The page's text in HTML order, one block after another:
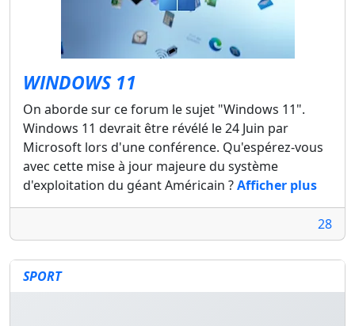
WINDOWS 11
On aborde sur ce forum le sujet "Windows 11".
Windows 11 devrait être révélé le 24 Juin par
Microsoft lors d'une conférence. Qu'espérez-vous
avec cette mise à jour majeure du système
d'exploitation du géant Américain ?Afficher plus
28
SPORT